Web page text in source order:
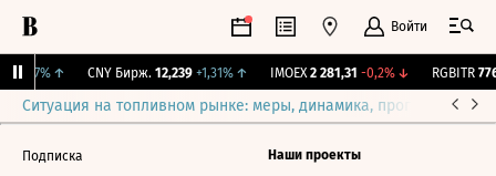
Войти
+0,07%↑ CNY Бирж. 12,239 +1,31%↑ IMOEX 2 281,31 -0,2%↓ RGBITR
Ситуация на топливном рынке: меры, динамика, прогнозы
Подписка Наши проекты